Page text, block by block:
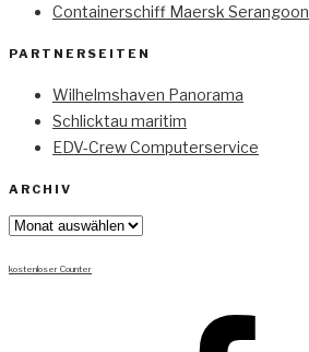
Containerschiff Maersk Serangoon
PARTNERSEITEN
Wilhelmshaven Panorama
Schlicktau maritim
EDV-Crew Computerservice
ARCHIV
Archiv
kostenloser Counter